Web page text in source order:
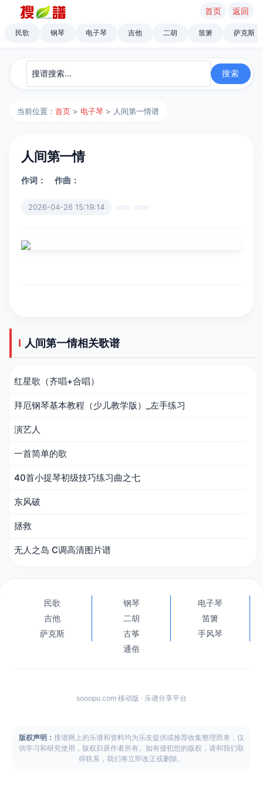
首页 返回
民歌 钢琴 电子琴 吉他 二胡 笛箫 萨克斯
当前位置：首页 > 电子琴 > 人间第一情谱
人间第一情
作词： 作曲：
2026-04-26 15:19:14
人间第一情相关歌谱
红星歌（齐唱+合唱）
拜厄钢琴基本教程（少儿教学版）_左手练习
演艺人
一首简单的歌
40首小提琴初级技巧练习曲之七
东风破
拯救
无人之岛 C调高清图片谱
民歌 钢琴
电子琴
吉他
二胡
笛箫
萨克斯
古筝
手风琴
通俗
sooopu.com 移动版 · 乐谱分享平台
版权声明： 搜谱网上的乐谱和资料均为乐友提供或推荐收集整理而来，仅
供学习和研究使用，版权归原作者所有。如有侵犯您的版权，请和我们取
得联系，我们将立即改正或删除。